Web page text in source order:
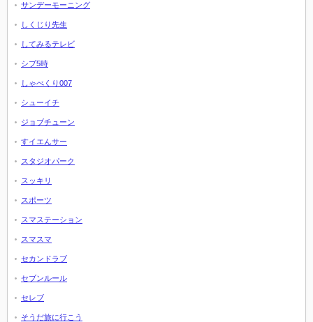
サンデーモーニング
しくじり先生
してみるテレビ
シブ5時
しゃべくり007
シューイチ
ジョブチューン
すイエんサー
スタジオパーク
スッキリ
スポーツ
スマステーション
スマスマ
セカンドラブ
セブンルール
セレブ
そうだ旅に行こう